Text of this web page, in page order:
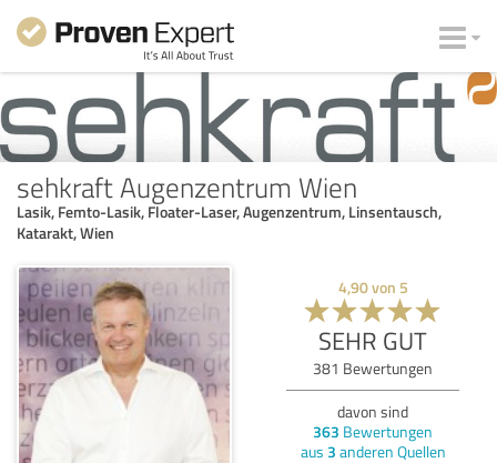
sehkraft Augenzentrum Wien
Lasik, Femto-Lasik, Floater-Laser, Augenzentrum, Linsentausch,
Katarakt, Wien
4,90von 5
SEHR GUT
381 Bewertungen
davon sind
363 Bewertungen
aus 3 anderen Quellen